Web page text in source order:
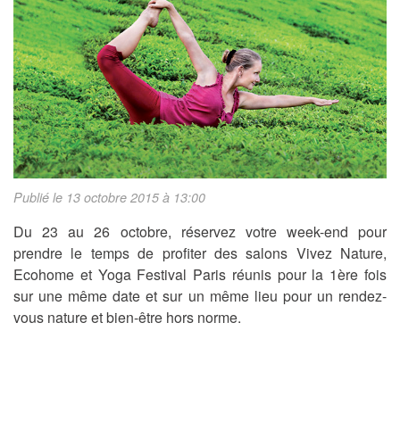
Publié le 13 octobre 2015 à 13:00
Du 23 au 26 octobre, réservez votre week-end pour
prendre le temps de profiter des salons Vivez Nature,
Ecohome et Yoga Festival Paris réunis pour la 1ère fois
sur une même date et sur un même lieu pour un rendez-
vous nature et bien-être hors norme.